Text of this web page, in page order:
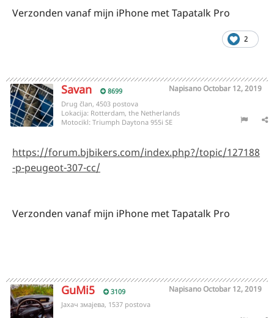
Verzonden vanaf mijn iPhone met Tapatalk Pro
2
Savan 8699 NapisanoOctobar 12, 2019
Drug član, 4503 postova
Lokacija: Rotterdam, the Netherlands
Motocikl: Triumph Daytona 955i SE
https://forum.bjbikers.com/index.php?/topic/127188
-p-peugeot-307-cc/
Verzonden vanaf mijn iPhone met Tapatalk Pro
GuMi5 3109 NapisanoOctobar 12, 2019
Јахач змајева, 1537 postova